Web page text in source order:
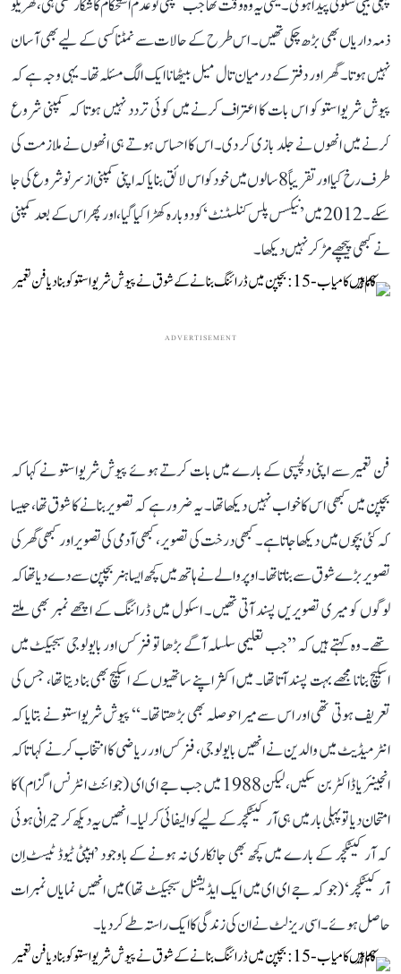
پہلی بیٹی سلونی پیدا ہوئی۔ یعنی یہ وہ وقت تھا جب کمپنی تو عدم استحکام کا شکار تھی ہی، گھریلو
ذمہ داریاں بھی بڑھ چکی تھیں۔ اس طرح کے حالات سے نمٹنا کسی کے لیے بھی آسان
نہیں ہوتا۔ گھر اور دفتر کے درمیان تال میل بیٹھانا ایک الگ مسئلہ تھا۔ یہی وجہ ہے کہ
پیوش شریواستو کو اس بات کا اعتراف کرنے میں کوئی تردد نہیں ہوتا کہ کمپنی شروع
کرنے میں انھوں نے جلد بازی کر دی۔ اس کا احساس ہوتے ہی انھوں نے ملازمت کی
طرف رخ کیا اور تقریباً 8 سالوں میں خود کو اس لائق بنایا کہ اپنی کمپنی از سر نو شروع کی جا
سکے۔ 2012 میں ’نیکسس پلس کنلسٹنٹ‘ کو دوبارہ کھڑا کیا گیا، اور پھر اس کے بعد کمپنی
نے کبھی پیچھے مڑ کر نہیں دیکھا۔
ADVERTISEMENT
فن تعمیر سے اپنی دلچسپی کے بارے میں بات کرتے ہوئے پیوش شریواستو نے کہا کہ
بچپن میں کبھی اس کا خواب نہیں دیکھا تھا۔ یہ ضرور ہے کہ تصویر بنانے کا شوق تھا، جیسا
کہ کئی بچوں میں دیکھا جاتا ہے۔ کبھی درخت کی تصویر، کبھی آدمی کی تصویر اور کبھی گھر کی
تصویر بڑے شوق سے بناتا تھا۔ اوپر والے نے ہاتھ میں کچھ ایسا ہنر بچپن سے دے دیا تھا کہ
لوگوں کو میری تصویریں پسند آتی تھیں۔ اسکول میں ڈرائنگ کے اچھے نمبر بھی ملتے
تھے۔ وہ کہتے ہیں کہ ’’جب تعلیمی سلسلہ آگے بڑھا تو فزکس اور بایولوجی سبجیکٹ میں
اسکیچ بنانا مجھے بہت پسند آتا تھا۔ میں اکثر اپنے ساتھیوں کے اسکیچ بھی بنا دیتا تھا، جس کی
تعریف ہوتی تھی اور اس سے میرا حوصلہ بھی بڑھتا تھا۔‘‘ پیوش شریواستو نے بتایا کہ
انٹرمیڈیٹ میں والدین نے انھیں بایولوجی، فزکس اور ریاضی کا انتخاب کرنے کہا تاکہ
انجینئر یا ڈاکٹر بن سکیں، لیکن 1988 میں جب جے ای ای (جوائنٹ انٹرنس اگزام) کا
امتحان دیا تو پہلی بار میں ہی آرکیٹکچر کے لیے کوالیفائی کر لیا۔ انھیں یہ دیکھ کر حیرانی ہوئی
کہ آرکیٹکچر کے بارے میں کچھ بھی جانکاری نہ ہونے کے باوجود ’ایپٹی ٹیوڈ ٹیسٹ اِن
آرکیٹکچر‘ (جو کہ جے ای ای میں ایک ایڈیشنل سبجیکٹ تھا) میں انھیں نمایاں نمبرات
حاصل ہوئے۔ اسی ریزلٹ نے ان کی زندگی کا ایک راستہ طے کر دیا۔